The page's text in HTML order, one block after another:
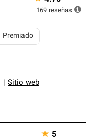
Sitio web
Premiado
169 reseñas
★ 5